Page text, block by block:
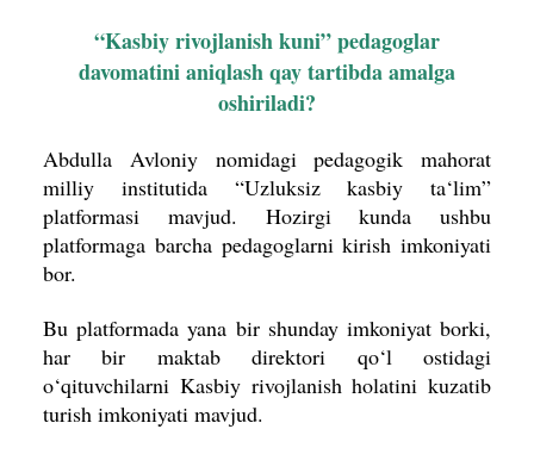
“Kasbiy rivojlanish kuni” pedagoglar
davomatini aniqlash qay tartibda amalga
oshiriladi?
Abdulla Avloniy nomidagi pedagogik mahorat
milliy institutida “Uzluksiz kasbiy ta‘lim”
platformasi mavjud. Hozirgi kunda ushbu
platformaga barcha pedagoglarni kirish imkoniyati
bor.
Bu platformada yana bir shunday imkoniyat borki,
har bir maktab direktori qo‘l ostidagi
o‘qituvchilarni Kasbiy rivojlanish holatini kuzatib
turish imkoniyati mavjud.